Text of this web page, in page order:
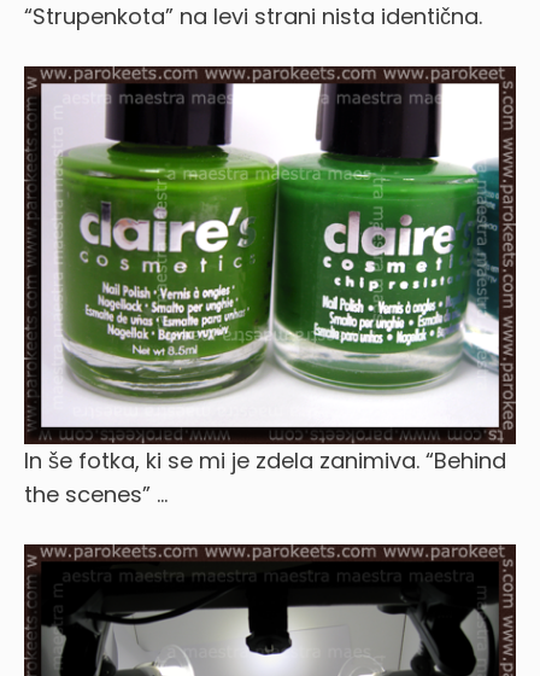
“Strupenkota” na levi strani nista identična.
In še fotka, ki se mi je zdela zanimiva. “Behind
the scenes” …